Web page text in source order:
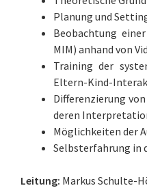
Planung und
Beobachtung
MIM) anhand von
Training der
Eltern-Kind-
Differenzierung
deren
Möglichkeiten der
Selbsterfahrung in
Leitung: Markus Schulte-